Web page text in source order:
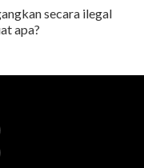
secara ilegal
apa?